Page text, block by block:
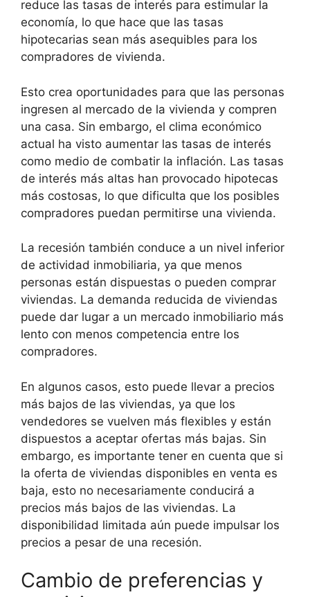
reduce las tasas de interés para estimular la
economía, lo que hace que las tasas
hipotecarias sean más asequibles para los
compradores de vivienda.
Esto crea oportunidades para que las personas
ingresen al mercado de la vivienda y compren
una casa. Sin embargo, el clima económico
actual ha visto aumentar las tasas de interés
como medio de combatir la inflación. Las tasas
de interés más altas han provocado hipotecas
más costosas, lo que dificulta que los posibles
compradores puedan permitirse una vivienda.
La recesión también conduce a un nivel inferior
de actividad inmobiliaria, ya que menos
personas están dispuestas o pueden comprar
viviendas. La demanda reducida de viviendas
puede dar lugar a un mercado inmobiliario más
lento con menos competencia entre los
compradores.
En algunos casos, esto puede llevar a precios
más bajos de las viviendas, ya que los
vendedores se vuelven más flexibles y están
dispuestos a aceptar ofertas más bajas. Sin
embargo, es importante tener en cuenta que si
la oferta de viviendas disponibles en venta es
baja, esto no necesariamente conducirá a
precios más bajos de las viviendas. La
disponibilidad limitada aún puede impulsar los
precios a pesar de una recesión.
Cambio de preferencias y